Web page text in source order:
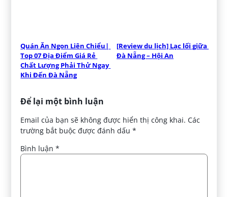
Quán Ăn Ngon Liên Chiểu|
Top 07 Địa Điểm Giá Rẻ
Chất Lượng Phải Thử Ngay
Khi Đến Đà Nẵng
[Review du lịch] Lạc lối giữa
Đà Nẵng – Hội An
Để lại một bình luận
Email của bạn sẽ không được hiển thị công khai. Các
trường bắt buộc được đánh dấu*
Bình luận*